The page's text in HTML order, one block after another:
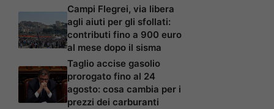
Campi Flegrei, via libera
agli aiuti per gli sfollati:
contributi fino a 900 euro
al mese dopo il sisma
Taglio accise gasolio
prorogato fino al 24
agosto: cosa cambia per i
prezzi dei carburanti